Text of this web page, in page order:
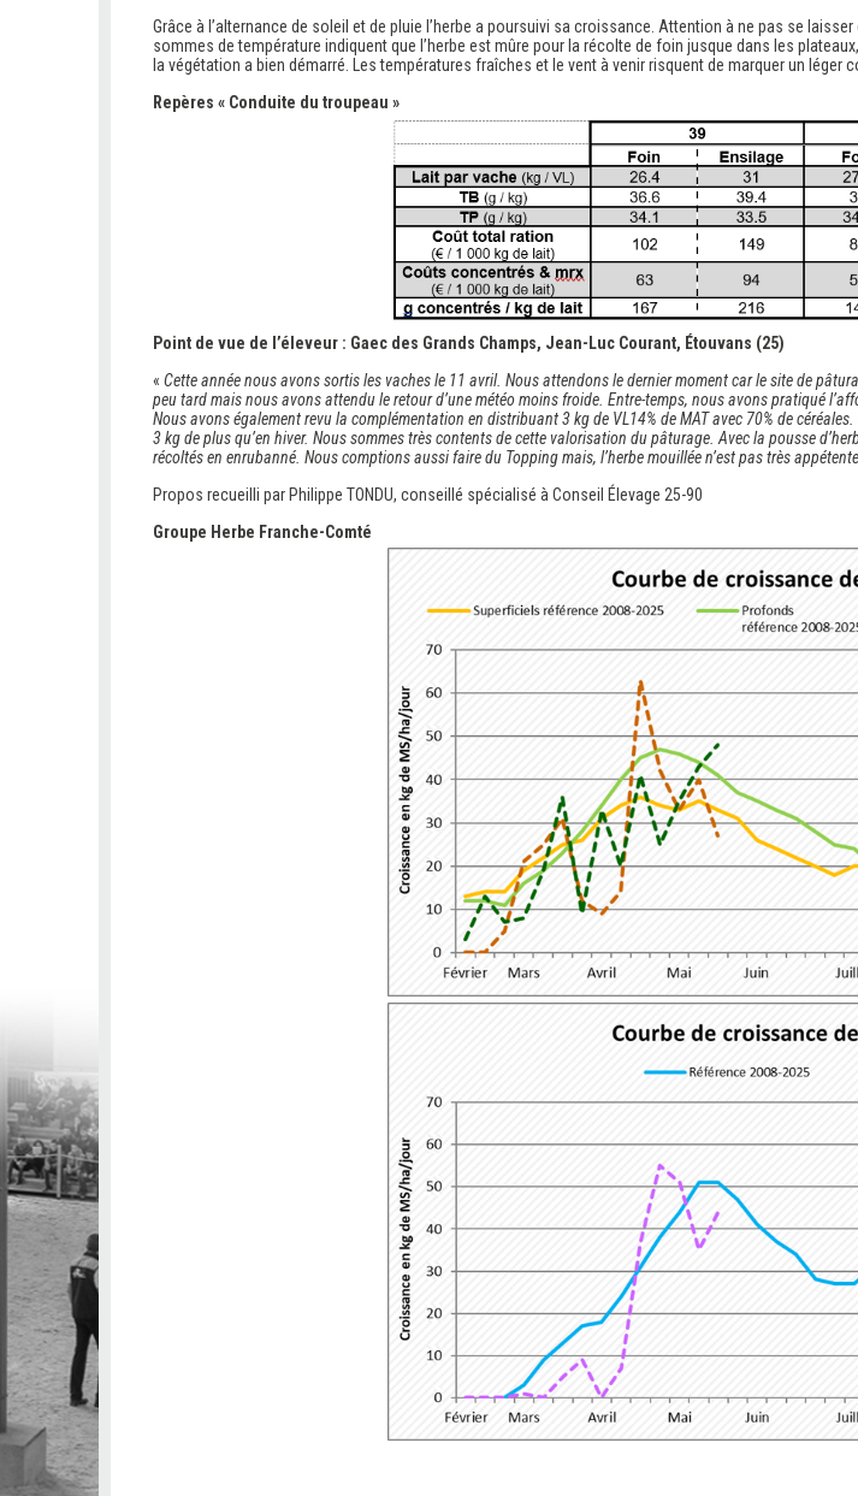
Grâce à l’alternance de soleil et de pluie l’herbe a poursuivi sa croissance. Attention à ne pas se
sommes de température indiquent que l’herbe est mûre pour la récolte de foin jusque dans les
la végétation a bien démarré. Les températures fraîches et le vent à venir risquent de marquer un léger
Repères « Conduite du troupeau »
Point de vue de l’éleveur : Gaec des Grands Champs, Jean-Luc Courant, Étouvans (25)
« Cette année nous avons sortis les vaches le 11 avril. Nous attendons le dernier moment car le site de
peu tard mais nous avons attendu le retour d’une météo moins froide. Entre-temps, nous avons pratiqué
Nous avons également revu la complémentation en distribuant 3 kg de VL14% de MAT avec 70% de
3 kg de plus qu’en hiver. Nous sommes très contents de cette valorisation du pâturage. Avec la pousse
récoltés en enrubanné. Nous comptions aussi faire du Topping mais, l’herbe mouillée n’est pas très
Propos recueilli par Philippe TONDU, conseillé spécialisé à Conseil Élevage 25-90
Groupe Herbe Franche-Comté